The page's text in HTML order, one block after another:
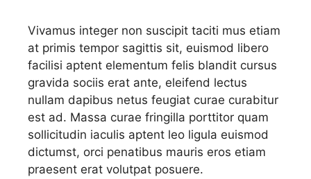
Vivamus integer non suscipit taciti mus etiam
at primis tempor sagittis sit, euismod libero
facilisi aptent elementum felis blandit cursus
gravida sociis erat ante, eleifend lectus
nullam dapibus netus feugiat curae curabitur
est ad. Massa curae fringilla porttitor quam
sollicitudin iaculis aptent leo ligula euismod
dictumst, orci penatibus mauris eros etiam
praesent erat volutpat posuere.